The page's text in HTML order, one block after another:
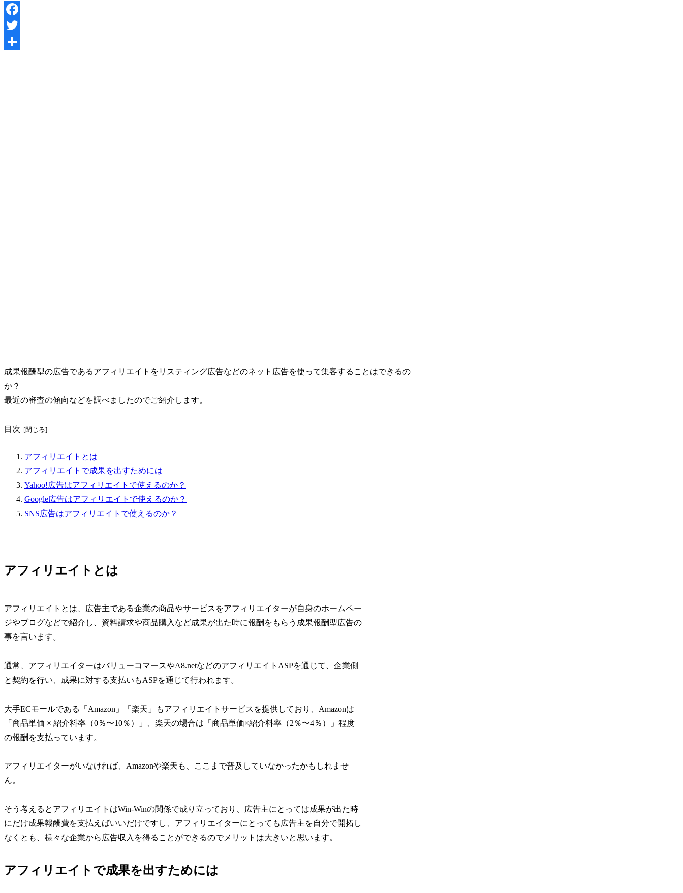
Facebook
Twitter
成果報酬型の広告であるアフィリエイトをリスティング広告などのネット広告を使って集客することはできるの
か？
最近の審査の傾向などを調べましたのでご紹介します。
目次
アフィリエイトとは
アフィリエイトで成果を出すためには
Yahoo!広告はアフィリエイトで使えるのか？
Google広告はアフィリエイトで使えるのか？
SNS広告はアフィリエイトで使えるのか？
アフィリエイトとは
アフィリエイトとは、広告主である企業の商品やサービスをアフィリエイターが自身のホームペー
ジやブログなどで紹介し、資料請求や商品購入など成果が出た時に報酬をもらう成果報酬型広告の
事を言います。
通常、アフィリエイターはバリューコマースやA8.netなどのアフィリエイトASPを通じて、企業側
と契約を行い、成果に対する支払いもASPを通じて行われます。
大手ECモールである「Amazon」「楽天」もアフィリエイトサービスを提供しており、Amazonは
「商品単価 × 紹介料率（0％〜10％）」、楽天の場合は「商品単価×紹介料率（2％〜4％）」程度
の報酬を支払っています。
アフィリエイターがいなければ、Amazonや楽天も、ここまで普及していなかったかもしれませ
ん。
そう考えるとアフィリエイトはWin-Winの関係で成り立っており、広告主にとっては成果が出た時
にだけ成果報酬費を支払えばいいだけですし、アフィリエイターにとっても広告主を自分で開拓し
なくとも、様々な企業から広告収入を得ることができるのでメリットは大きいと思います。
アフィリエイトで成果を出すためには